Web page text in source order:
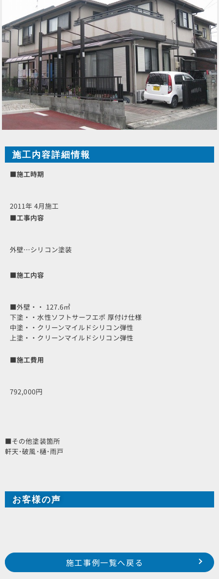
施工内容詳細情報
■施工時期
2011年 4月施工
■工事内容
外壁…シリコン塗装
■施工内容
■外壁・・ 127.6㎡
下塗・・水性ソフトサーフエポ 厚付け仕様
中塗・・クリーンマイルドシリコン弾性
上塗・・クリーンマイルドシリコン弾性
■施工費用
792,000円
■その他塗装箇所
軒天･破風･樋･雨戸
お客様の声
Prev
浜松市 西区 篠原町 某借家様
浜松市 南区 堤町 O様邸
施工事例一覧へ戻る